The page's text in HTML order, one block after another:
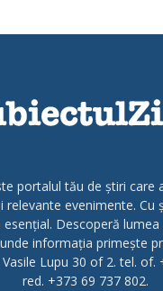
portalul tău de știri care
relevante evenimente. Cu
Descoperă lumea
informația primește
Lupu 30 of 2. tel. of.
red. +373 69 737 802.